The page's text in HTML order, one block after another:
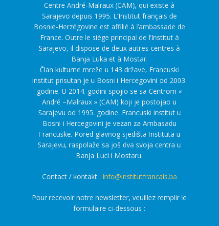
Centre André-Malraux (CAM), qui existe à
Sarajevo depuis 1995. L’Institut français de
Bosnie-Herzégovine est affilié à l’ambassade de
France. Outre le siège principal de l’Institut à
Sarajevo, il dispose de deux autres centres à
Banja Luka et à Mostar.
Član kulturne mreže u 143 države, Francuski
institut prisutan je u Bosni i Hercegovini od 2003.
godine. U 2014. godini spojio se sa Centrom «
André –Malraux » (CAM) koji je postojao u
Sarajevu od 1995. godine. Francuski institut u
Bosni i Hercegovini je vezan za Ambasadu
Francuske. Pored glavnog sjedišta Instituta u
Sarajevu, raspolaže sa još dva svoja centra u
Banja Luci i Mostaru.
Contact / kontakt : info@institutfrancais.ba
Pour recevoir notre newsletter, veuillez remplir le
formulaire ci-dessous :